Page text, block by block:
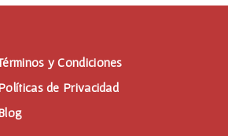
y Condiciones
de Privacidad